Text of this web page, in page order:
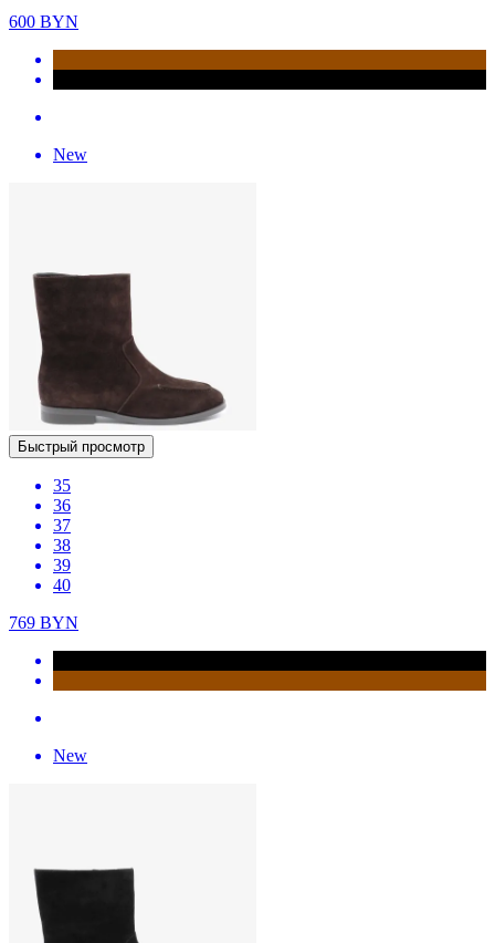
600 BYN
New
Быстрый просмотр
35
36
37
38
39
40
769 BYN
New